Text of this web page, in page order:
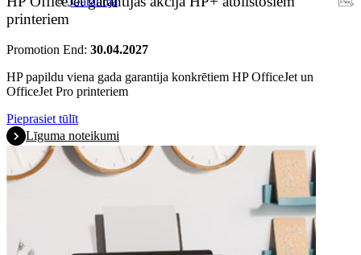
printeriem
Promotion End: 30.04.2027
HP papildu viena gada garantija konkrētiem HP OfficeJet un
OfficeJet Pro printeriem
Pieprasiet tūlīt
Līguma noteikumi